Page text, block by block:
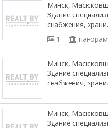
Минск,
Здание
снабжения,
1
Минск,
Здание
снабжения,
Минск,
Здание